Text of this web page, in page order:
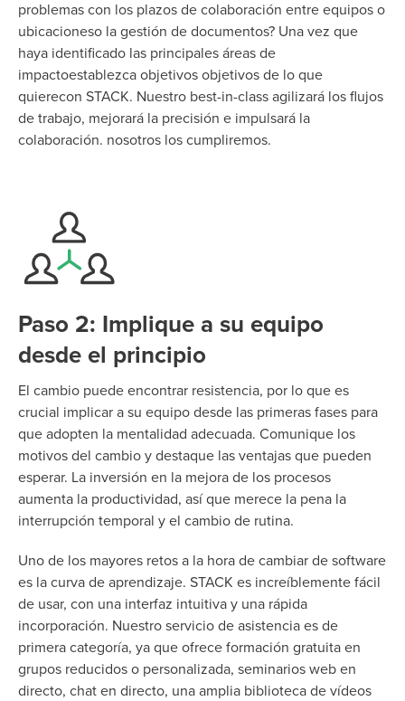
problemas con los plazos de colaboración entre equipos o
ubicacioneso la gestión de documentos? Una vez que
haya identificado las principales áreas de
impactoestablezca objetivos objetivos de lo que
quierecon STACK. Nuestro best-in-class agilizará los flujos
de trabajo, mejorará la precisión e impulsará la
colaboración. nosotros los cumpliremos.
Paso 2: Implique a su equipo
desde el principio
El cambio puede encontrar resistencia, por lo que es
crucial implicar a su equipo desde las primeras fases para
que adopten la mentalidad adecuada. Comunique los
motivos del cambio y destaque las ventajas que pueden
esperar. La inversión en la mejora de los procesos
aumenta la productividad, así que merece la pena la
interrupción temporal y el cambio de rutina.
Uno de los mayores retos a la hora de cambiar de software
es la curva de aprendizaje. STACK es increíblemente fácil
de usar, con una interfaz intuitiva y una rápida
incorporación. Nuestro servicio de asistencia es de
primera categoría, ya que ofrece formación gratuita en
grupos reducidos o personalizada, seminarios web en
directo, chat en directo, una amplia biblioteca de vídeos